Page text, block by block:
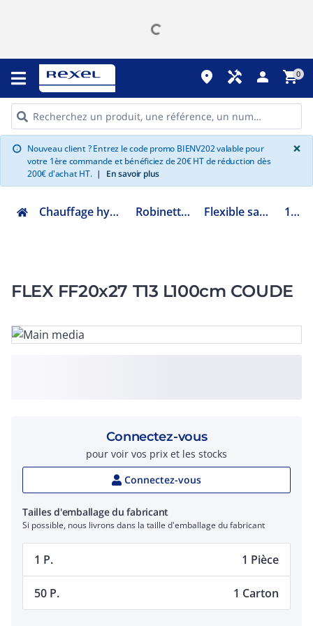
place handyman person shopping_cart0
info Nouveau client ? Entrez le code promo BIENV202 valable pour
votre 1ère commande et bénéficiez de 20€ HT de réduction dès
200€ d'achat HT. | En savoir plus
×
Chauffage hydraulique et plomberie Robinetterie de bâtiment Flexible sanitaire et chauffage 101172
FLEX FF20x27 T13 L100cm COUDE
Connectez-vous
pour voir vos prix et les stocks
Connectez-vous
Tailles d'emballage du fabricant
Si possible, nous livrons dans la taille d'emballage du fabricant
1 P. 1 Pièce
50 P. 1 Carton